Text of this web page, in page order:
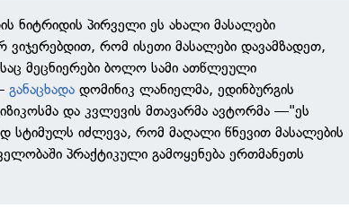
ნიტრიდის პირველი ეს ახალი მასალები
ვიჯერებდით, რომ ისეთი მასალები დავამზადეთ,
მეცნიერები ბოლო სამი ათწლეული
განაცხადა დომინიკ ლანიელმა, ედინბურგის
და კვლევის მთავარმა ავტორმა —"ეს
სტიმულს იძლევა, რომ მაღალი წნევით მასალების
პრაქტიკული გამოყენება ერთმანეთს